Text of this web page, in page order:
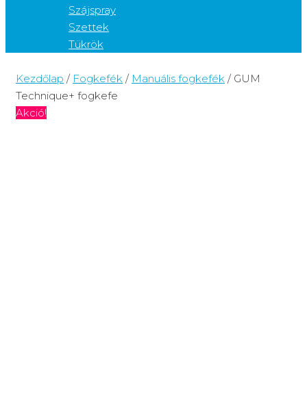
Szájspray
Szettek
Tükrök
Kezdőlap / Fogkefék / Manuális fogkefék / GUM
Technique+ fogkefe
Akció!